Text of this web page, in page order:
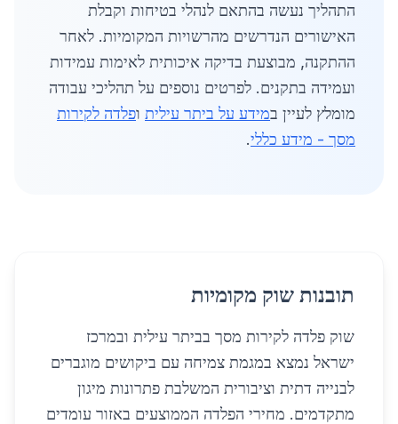
התהליך נעשה בהתאם לנהלי בטיחות וקבלת
האישורים הנדרשים מהרשויות המקומיות. לאחר
ההתקנה, מבוצעת בדיקה איכותית לאימות עמידות
ועמידה בתקנים. לפרטים נוספים על תהליכי עבודה
מומלץ לעיין במידע על ביתר עילית ופלדה לקירות
מסך - מידע כללי.
תובנות שוק מקומיות
שוק פלדה לקירות מסך בביתר עילית ובמרכז
ישראל נמצא במגמת צמיחה עם ביקושים מוגברים
לבנייה דתית וציבורית המשלבת פתרונות מיגון
מתקדמים. מחירי הפלדה הממוצעים באזור עומדים